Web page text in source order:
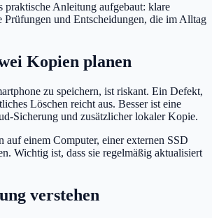
praktische Anleitung aufgebaut: klare
Prüfungen und Entscheidungen, die im Alltag
Kopien planen
zu speichern, ist riskant. Ein Defekt,
Löschen reicht aus. Besser ist eine
Sicherung und zusätzlicher lokaler Kopie.
einem Computer, einer externen SSD
Wichtig ist, dass sie regelmäßig aktualisiert
verstehen